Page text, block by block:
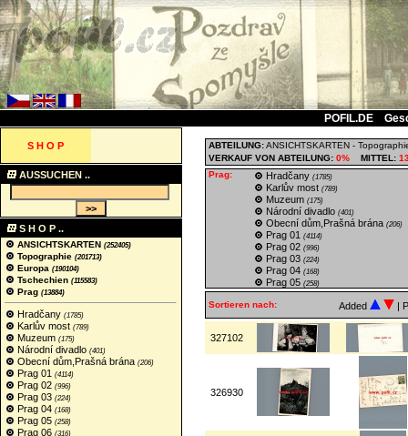
POFIL.DE
S H O P
AUSSUCHEN ..
S H O P ..
ANSICHTSKARTEN (252405)
Topographie (201713)
Europa (190104)
Tschechien (115583)
Prag (13884)
Hradčany (1785)
Karlův most (789)
Muzeum (175)
Národní divadlo (401)
Obecní dům,Prašná brána (206)
Prag 01 (4114)
Prag 02 (996)
Prag 03 (224)
Prag 04 (168)
Prag 05 (258)
Prag 06 (316)
ABTEILUNG:ANSICHTSKARTEN -
VERKAUF VON ABTEILUNG: 0% MITTEL:
Prag:
Hradčany (1785)
Karlův most (789)
Muzeum (175)
Národní divadlo (401)
Obecní dům,Prašná brána (206)
Prag 01 (4114)
Prag 02 (996)
Prag 03 (224)
Prag 04 (168)
Prag 05 (258)
Sortieren nach: Added |
327102
326930